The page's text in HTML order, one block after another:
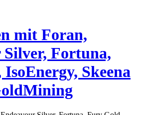
mit Foran,
Silver, Fortuna,
Skeena